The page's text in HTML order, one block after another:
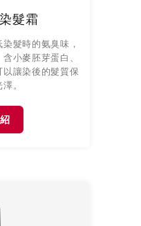
髮霜
髮時的氨臭味，
小麥胚芽蛋白、
以讓染後的髮質保
。